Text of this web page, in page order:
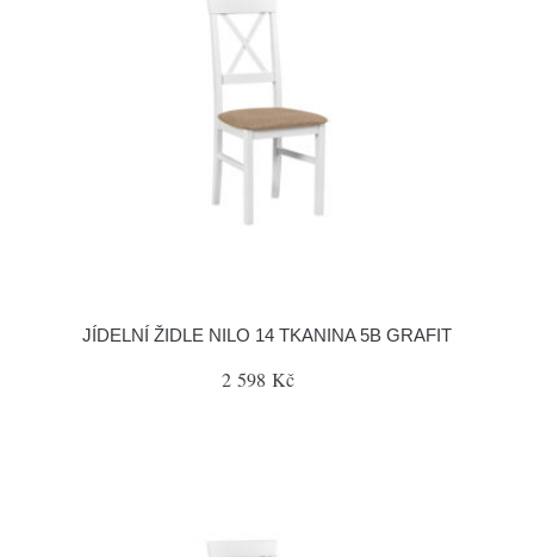
JÍDELNÍ ŽIDLE NILO 14 TKANINA 5B GRAFIT
2 598 Kč